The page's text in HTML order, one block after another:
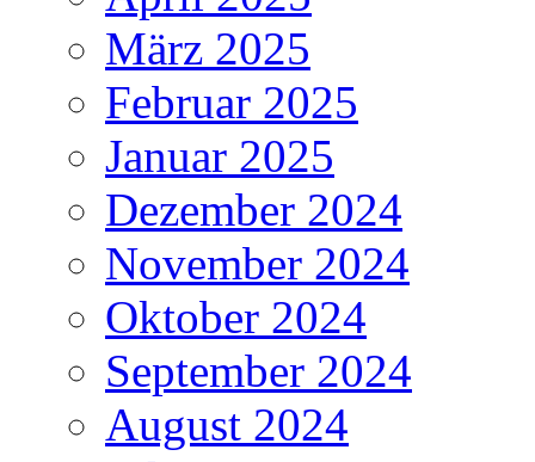
März 2025
Februar 2025
Januar 2025
Dezember 2024
November 2024
Oktober 2024
September 2024
August 2024